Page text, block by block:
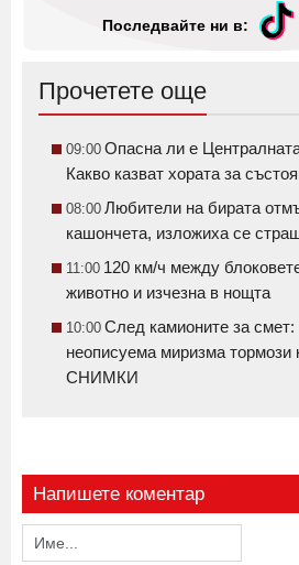
Последвайте ни в:
Прочетете още
09:00 Опасна ли е
Какво казват хората за
08:00 Любители на бирата
кашончета, изложиха се
11:00 120 км/ч между
животно и изчезна в нощта
10:00 След камионите за смет:
неописуема миризма
СНИМКИ
Напишете коментар